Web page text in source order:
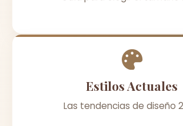
Estilos Actuales
Las tendencias de diseño